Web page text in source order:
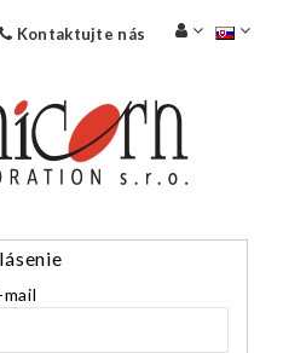
Kontaktujte nás
mail